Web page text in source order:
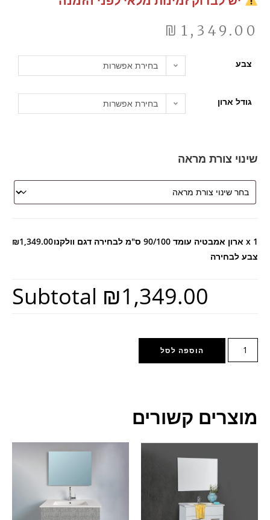
₪ 1,349.00
צבע בחירת אפשרות
גודל ארון בחירת אפשרות
שינוי צורת מראה
x 1
ארון אמבטיה עומד 90/100 ס"מ לבחירה דגם וולקנו
צבע לבחירה
₪1,349.00
Subtotal ₪1,349.00
הוספה לסל
מוצרים קשורים